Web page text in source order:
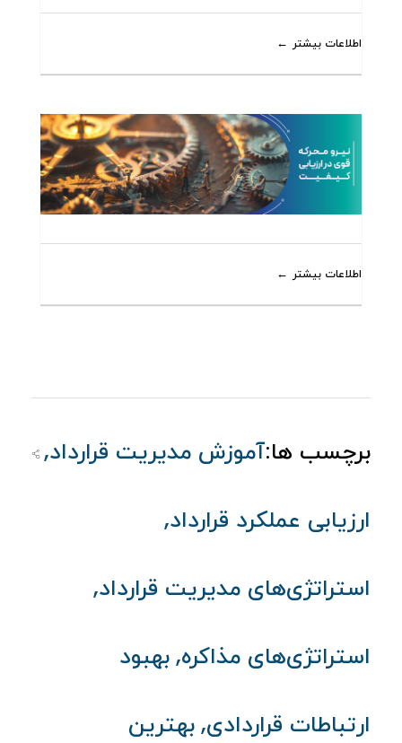
اطلاعات بیشتر
اطلاعات بیشتر
برچسب ها:آموزش مدیریت قرارداد,
ارزیابی عملکرد قرارداد,
استراتژی‌های مدیریت قرارداد,
استراتژی‌های مذاکره, بهبود
ارتباطات قراردادی, بهترین